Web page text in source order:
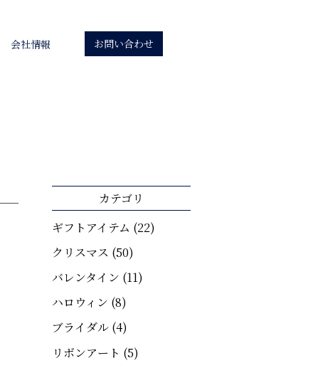
会社情報 お問い合わせ
カテゴリ
ギフトアイテム (22)
クリスマス (50)
バレンタイン (11)
ハロウィン (8)
ブライダル(4)
リボンアート (5)